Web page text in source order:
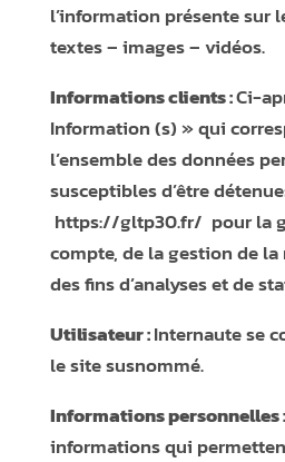
l’information présente sur
textes – images – vidéos.
Informations clients :Ci-
Information (s) » qui
l’ensemble des données
susceptibles d’être
https://gltp30.fr/ pour la
compte, de la gestion de
des fins d’analyses et de
Utilisateur :Internaute se
le site susnommé.
Informations personnelles :
informations qui